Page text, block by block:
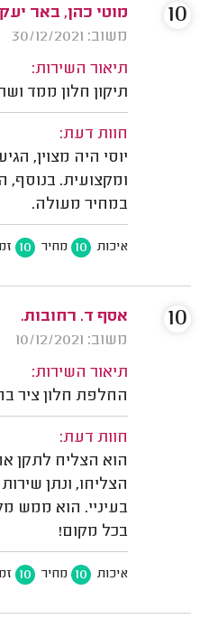
מוטי כהן, באר
משוב: 30/12/2021
תיאור השירות:
תיקון חלון ממד
חוות דעת:
יוסי היה מצוין,
ומקצועית.
במחיר מעולה.
איכות 10 מחיר 10
10
אסף ד. רחובות.
משוב: 10/12/2021
תיאור השירות:
החלפת חלון ציר
חוות דעת:
הוא הצליח לתקן
הצליחו, ונתן
בעיניי. הוא ממש
בכל מקום!
איכות 10 מחיר 10
10